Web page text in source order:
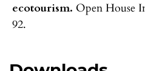
ecotourism. Open House
92.